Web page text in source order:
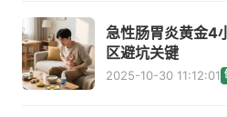
急性肠胃炎黄金4
区避坑关键
2025-10-30 11:12:01